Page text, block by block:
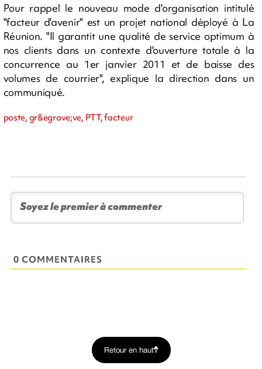
Pour rappel le nouveau mode d'organisation intitulé
"facteur d'avenir" est un projet national déployé à La
Réunion. "Il garantit une qualité de service optimum à
nos clients dans un contexte d'ouverture totale à la
concurrence au 1er janvier 2011 et de baisse des
volumes de courrier", explique la direction dans un
communiqué.
poste, gr&egrave;ve, PTT, facteur
0 COMMENTAIRES
Retour en haut